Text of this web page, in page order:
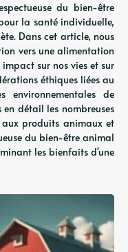
du bien-être
la santé individuelle,
Dans cet article, nous
vers une alimentation
sur nos vies et sur
éthiques liées au
environnementales de
détail les nombreuses
produits animaux et
du bien-être animal
les bienfaits d'une